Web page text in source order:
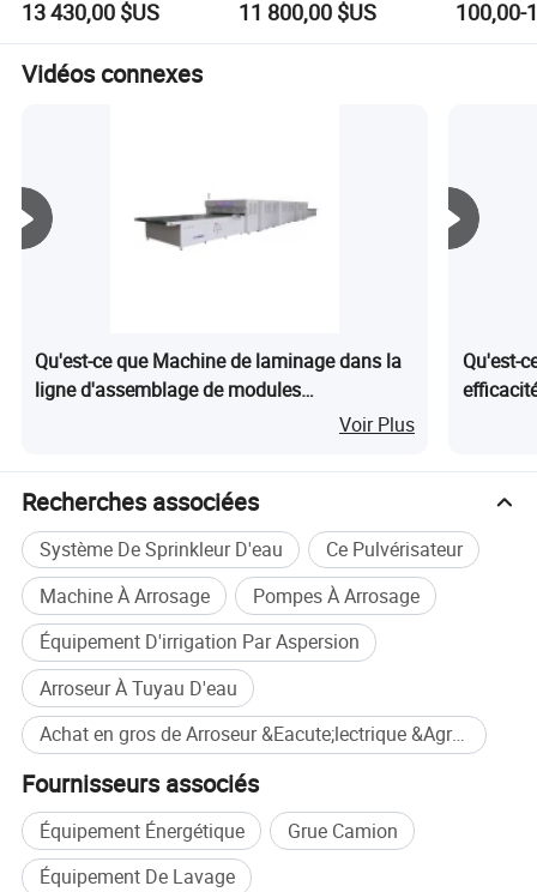
suppression de
poussière canon à
brouillard pour
poussière
13 430,00 $US
contrôle de la poussière
dans les mines, les
11 800,00 $US
espaces
Vidéos connexes
Qu'est-ce que Machine de laminage dans la
ligne d'assemblage de modules
photovoltaïques, laminateur à vide pourVoir Plus
Qu'est-
Recherches associées
Système De Sprinkleur D'eau
Ce Pulvérisateur
Machine À Arrosage
Pompes À Arrosage
Équipement D'irrigation Par Aspersion
Arroseur À Tuyau D'eau
Achat en gros de Arroseur &Eacute;lectrique &Agrave; Quatre Roues
Fournisseurs associés
Équipement Énergétique
Grue Camion
Équipement De Lavage